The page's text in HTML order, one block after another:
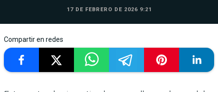
17 DE FEBRERO DE 2026 9:21
Compartir en redes